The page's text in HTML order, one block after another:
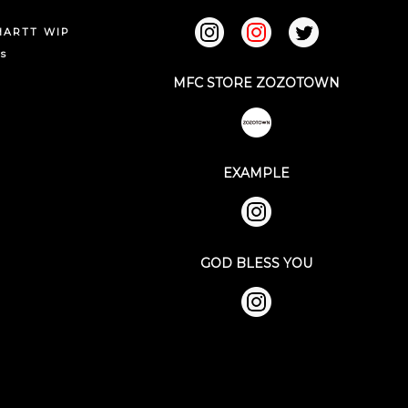
WIP
MFC STORE ZOZOTOWN
EXAMPLE
GOD BLESS YOU